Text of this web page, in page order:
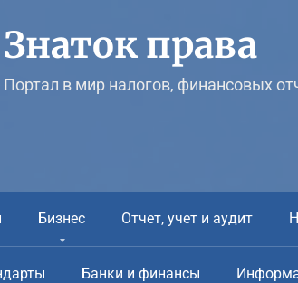
Знаток права
Портал в мир налогов, финансовых
Бизнес Отчет, учет и аудит
Банки и финансы